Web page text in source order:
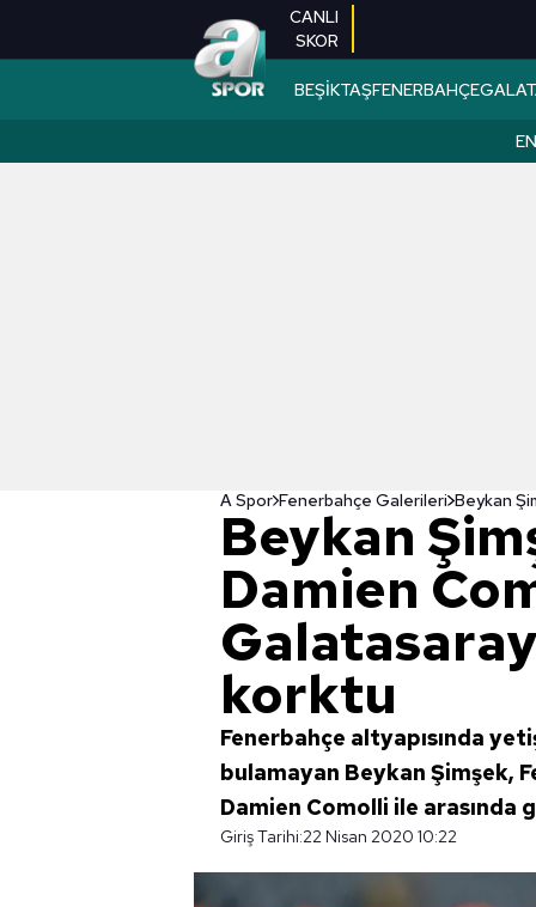
CANLI
SKOR
BEŞİKTAŞFENERBAHÇE
A Spor Fenerbahçe Galerileri
Beykan
Damien
korktu
Fenerbahçe altyapısında
bulamayan Beykan Şimşek,
Damien Comolli ile arasında
Giriş Tarihi:22 Nisan 2020 10:22